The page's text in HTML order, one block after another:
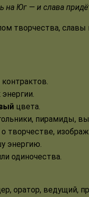
на Юг — и слава
творчества,
цвета.
пирамиды,
творчестве,
энергию.
одиночества.
оратор, ведущий,